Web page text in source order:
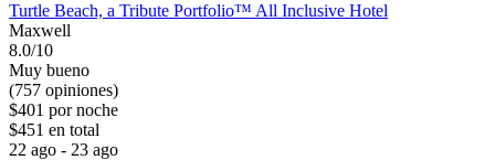
Turtle Beach, a Tribute Portfolio™ All Inclusive Hotel
Maxwell
8.0/10
Muy bueno
(757 opiniones)
$401 por noche
$451 en total
22 ago - 23 ago